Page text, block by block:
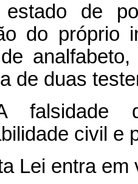
de
do próprio
de duas
civil e
Lei entra